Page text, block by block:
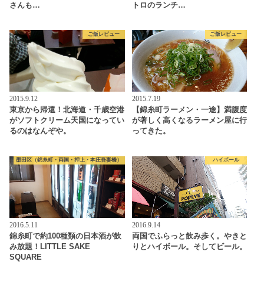
さんも…
トロのランチ…
ご飯レビュー
2015.9.12
東京から帰還！北海道・千歳空港
がソフトクリーム天国になってい
るのはなんぞや。
ご飯レビュー
2015.7.19
【錦糸町ラーメン・一途】満腹度
が著しく高くなるラーメン屋に行
ってきた。
墨田区（錦糸町・両国・押上・本庄吾妻橋）
2016.5.11
錦糸町で約100種類の日本酒が飲
み放題！LITTLE SAKE
SQUARE
ハイボール
2016.9.14
両国でふらっと飲み歩く。やきと
りとハイボール。そしてビール。